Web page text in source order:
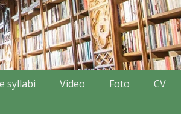
syllabi Video Foto
CV